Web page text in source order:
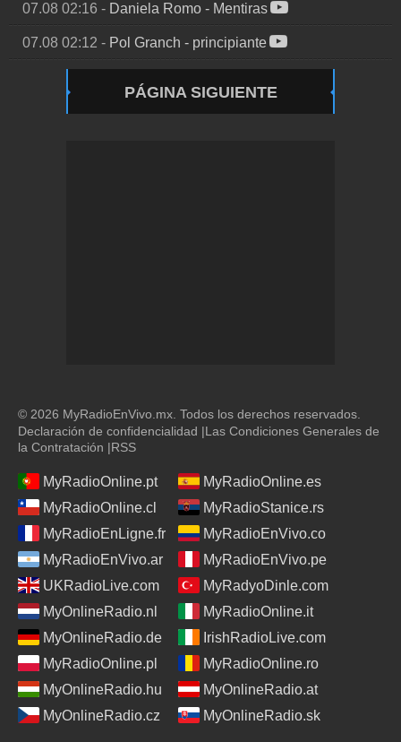
07.08 02:16 - Daniela Romo - Mentiras
07.08 02:12 - Pol Granch - principiante
PÁGINA SIGUIENTE
© 2026 MyRadioEnVivo.mx. Todos los derechos reservados.
Declaración de confidencialidad |Las Condiciones Generales de
la Contratación |RSS
MyRadioOnline.pt
MyRadioOnline.es
MyRadioOnline.cl
MyRadioStanice.rs
MyRadioEnLigne.fr
MyRadioEnVivo.co
MyRadioEnVivo.ar
MyRadioEnVivo.pe
UKRadioLive.com
MyRadyoDinle.com
MyOnlineRadio.nl
MyRadioOnline.it
MyOnlineRadio.de
IrishRadioLive.com
MyRadioOnline.pl
MyRadioOnline.ro
MyOnlineRadio.hu
MyOnlineRadio.at
MyOnlineRadio.cz
MyOnlineRadio.sk